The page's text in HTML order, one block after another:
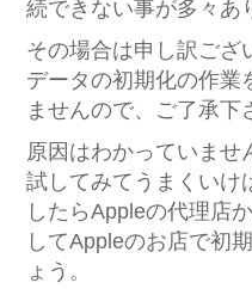
続できない事が多々あ
その場合は申し訳ござ
データの初期化の作業
ませんので、ご了承下
原因はわかっていませ
試してみてうまくいけ
したらAppleの代理店
してAppleのお店で初
ょう。